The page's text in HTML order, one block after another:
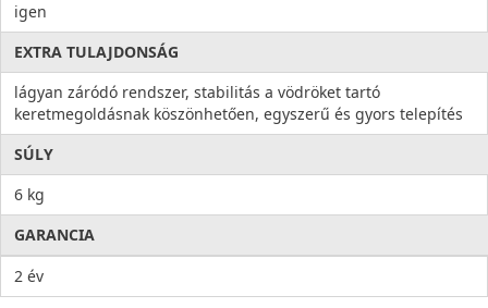
igen
EXTRA TULAJDONSÁG
lágyan záródó rendszer, stabilitás a vödröket tartó
keretmegoldásnak köszönhetően, egyszerű és gyors telepítés
SÚLY
6 kg
GARANCIA
2 év